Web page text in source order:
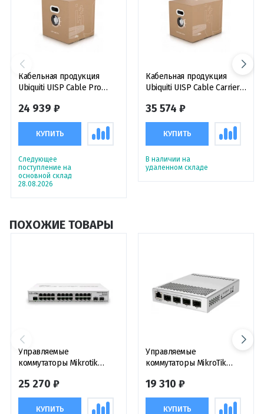
Кабельная продукция
Ubiquiti UISP Cable Pro
F/UTP CAT5-e, 305 м
24 939 ₽
КУПИТЬ
Следующее
поступление на
основной склад
28.08.2026
Кабельная продукция
Ubiquiti UISP Cable Carrier
SF/UTP CAT5-e, 305 м
35 574 ₽
КУПИТЬ
В наличии на
удаленном складе
ПОХОЖИЕ ТОВАРЫ
Управляемые
коммутаторы Mikrotik
CRS326-24G-2S+IN,
коммутатор с функциями
маршрутизатора
25 270 ₽
КУПИТЬ
Управляемые
коммутаторы MikroTik
19 310 ₽
КУПИТЬ